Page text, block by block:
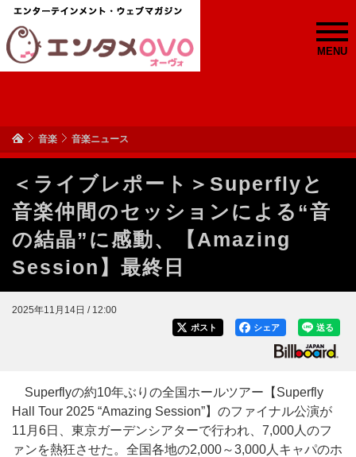
MENU
音楽 音楽ニュース
＜ライブレポート＞Superflyと
音楽仲間のセッションによる“音
の結晶”に感動、【Amazing
Session】最終日
2025年11月14日 / 12:00
送る
シェア
ポスト
Superflyの約10年ぶりの全国ホールツアー【Superfly
Hall Tour 2025 “Amazing Session”】のファイナル公演が
11月6日、東京ガーデンシアターで行われ、7,000人のフ
ァンを熱狂させた。全国各地の2,000～3,000人キャパのホ